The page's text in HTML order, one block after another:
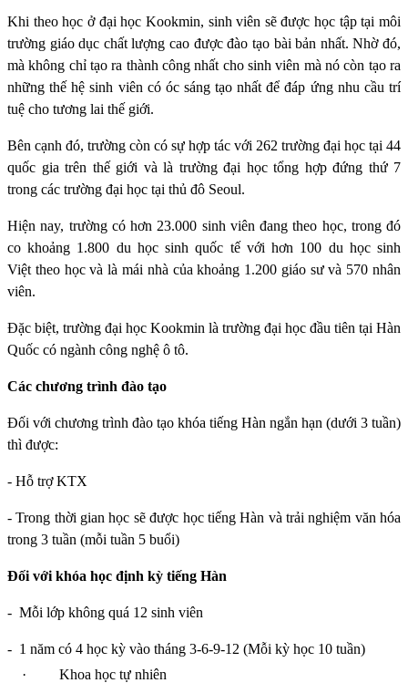
Khi theo học ở đại học Kookmin, sinh viên sẽ được học tập tại môi
trường giáo dục chất lượng cao được đào tạo bài bản nhất. Nhờ đó,
mà không chỉ tạo ra thành công nhất cho sinh viên mà nó còn tạo ra
những thế hệ sinh viên có óc sáng tạo nhất để đáp ứng nhu cầu trí
tuệ cho tương lai thế giới.
Bên cạnh đó, trường còn có sự hợp tác với 262 trường đại học tại 44
quốc gia trên thế giới và là trường đại học tổng hợp đứng thứ 7
trong các trường đại học tại thủ đô Seoul.
Hiện nay, trường có hơn 23.000 sinh viên đang theo học, trong đó
co khoảng 1.800 du học sinh quốc tế với hơn 100 du học sinh
Việt theo học và là mái nhà của khoảng 1.200 giáo sư và 570 nhân
viên.
Đặc biệt, trường đại học Kookmin là trường đại học đầu tiên tại Hàn
Quốc có ngành công nghệ ô tô.
Các chương trình đào tạo
Đối với chương trình đào tạo khóa tiếng Hàn ngắn hạn (dưới 3 tuần)
thì được:
- Hỗ trợ KTX
- Trong thời gian học sẽ được học tiếng Hàn và trải nghiệm văn hóa
trong 3 tuần (mỗi tuần 5 buổi)
Đối với khóa học định kỳ tiếng Hàn
- Mỗi lớp không quá 12 sinh viên
- 1 năm có 4 học kỳ vào tháng 3-6-9-12 (Mỗi kỳ học 10 tuần)
·
Khoa học tự nhiên